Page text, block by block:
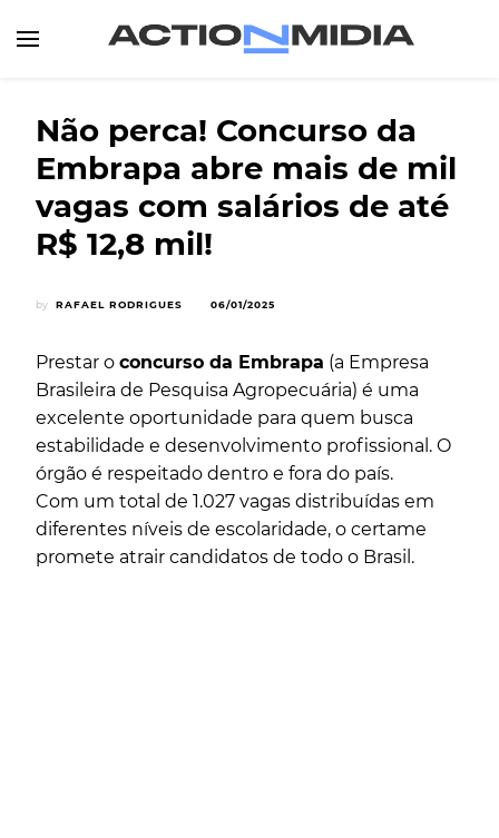
Não perca! Concurso da
Embrapa abre mais de mil
vagas com salários de até
R$ 12,8 mil!
by RAFAEL RODRIGUES 06/01/2025
Prestar o concurso da Embrapa (a Empresa
Brasileira de Pesquisa Agropecuária) é uma
excelente oportunidade para quem busca
estabilidade e desenvolvimento profissional. O
órgão é respeitado dentro e fora do país.
Com um total de 1.027 vagas distribuídas em
diferentes níveis de escolaridade, o certame
promete atrair candidatos de todo o Brasil.